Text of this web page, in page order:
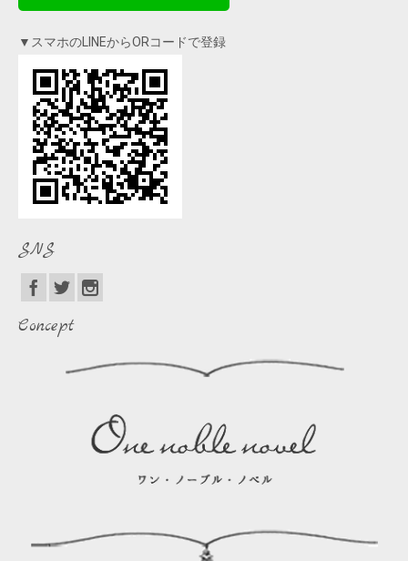
▼スマホのLINEからORコードで登録
SNS
Concept